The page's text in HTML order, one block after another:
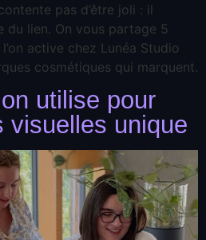
pas d’être joli : il
du lien. On vous partage 5
active chez Lunéa Studio
cosmétiques qui marquent.
utilise pour
visuelles unique